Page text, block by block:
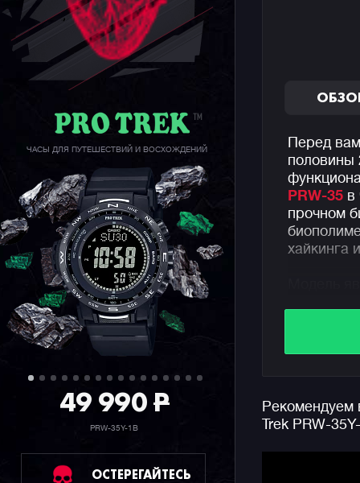
ЧАСЫ ДЛЯ ПУТЕШЕСТВИЙ И ВОСХОЖДЕНИЙ
49 990P
PRW-35Y-1B
ОСТЕРЕГАЙТЕСЬ
Перед
половины
PRW-35 в
прочном
хайкинга
также
Рекомендуем
Trek PRW-